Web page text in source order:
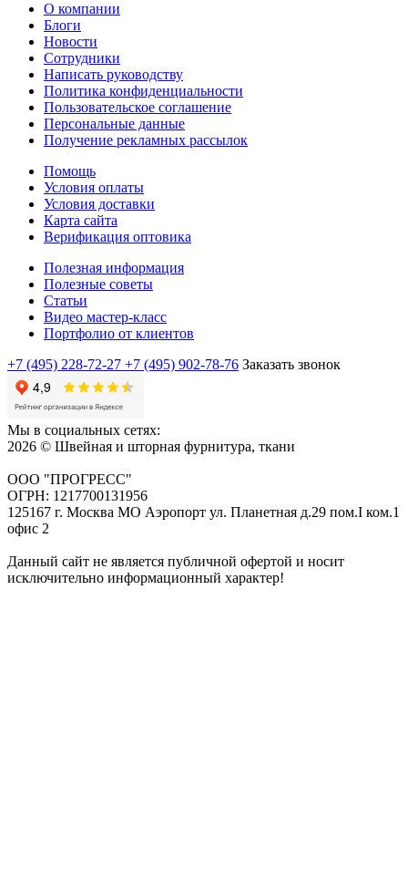
О компании
Блоги
Новости
Сотрудники
Написать руководству
Политика конфиденциальности
Пользовательское соглашение
Персональные данные
Получение рекламных рассылок
Помощь
Условия оплаты
Условия доставки
Карта сайта
Верификация оптовика
Полезная информация
Полезные советы
Статьи
Видео мастер-класс
Портфолио от клиентов
+7 (495) 228-72-27 +7 (495) 902-78-76 Заказать звонок
Мы в социальных сетях:
2026 © Швейная и шторная фурнитура, ткани
ООО "ПРОГРЕСС"
ОГРН: 1217700131956
125167 г. Москва МО Аэропорт ул. Планетная д.29 пом.I ком.1
офис 2
Данный сайт не является публичной офертой и носит
исключительно информационный характер!